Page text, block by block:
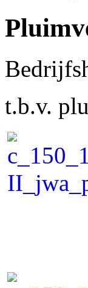
t.b.v.